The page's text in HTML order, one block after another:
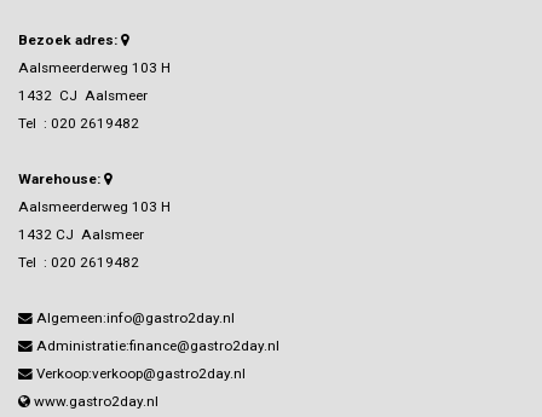
Bezoek adres:
Aalsmeerderweg 103 H
1432 CJ Aalsmeer
Tel : 020 2619482
Warehouse:
Aalsmeerderweg 103 H
1432 CJ Aalsmeer
Tel : 020 2619482
Algemeen:info@gastro2day.nl
Administratie:finance@gastro2day.nl
Verkoop:verkoop@gastro2day.nl
www.gastro2day.nl